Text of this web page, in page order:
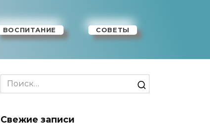
ВОСПИТАНИЕ СОВЕТЫ
Search
for:
Свежие записи